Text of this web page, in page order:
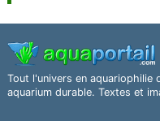
Tout l'univers en
aquarium durable. Textes et